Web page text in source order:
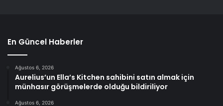
En Güncel Haberler
Ağustos 6, 2026
Aurelius’un Ella’s Kitchen sahibini satın almak için
münhasır görüşmelerde olduğu bildiriliyor
Ağustos 6, 2026